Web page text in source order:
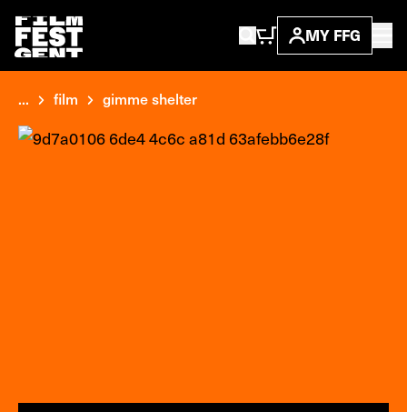
MY FFG
... film gimme shelter